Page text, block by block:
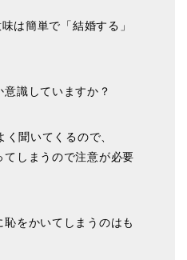
は簡単で「結婚する」
識していますか？
聞いてくるので、
しまうので注意が必要
をかいてしまうのはも